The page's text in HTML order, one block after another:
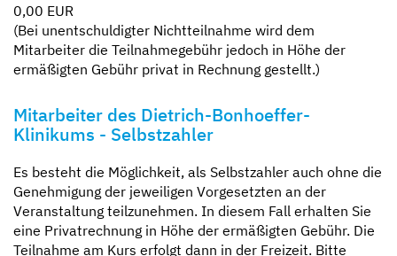
0,00 EUR
(Bei unentschuldigter Nichtteilnahme wird dem
Mitarbeiter die Teilnahmegebühr jedoch in Höhe der
ermäßigten Gebühr privat in Rechnung gestellt.)
Mitarbeiter des Dietrich-Bonhoeffer-
Klinikums - Selbstzahler
Es besteht die Möglichkeit, als Selbstzahler auch ohne die
Genehmigung der jeweiligen Vorgesetzten an der
Veranstaltung teilzunehmen. In diesem Fall erhalten Sie
eine Privatrechnung in Höhe der ermäßigten Gebühr. Die
Teilnahme am Kurs erfolgt dann in der Freizeit. Bitte